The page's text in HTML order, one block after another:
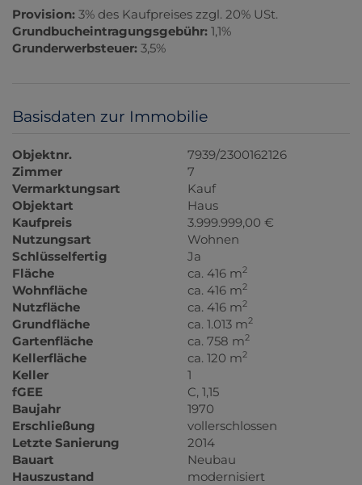
Provision: 3% des Kaufpreises zzgl. 20% USt.
Grundbucheintragungsgebühr: 1,1%
Grunderwerbsteuer: 3,5%
Basisdaten zur Immobilie
Objektnr.
7939/2300162126
Zimmer
7
Vermarktungsart
Kauf
Objektart
Haus
Kaufpreis
3.999.999,00 €
Nutzungsart
Wohnen
Schlüsselfertig
Ja
Fläche
ca. 416 m2
Wohnfläche ca. 416 m2
Nutzfläche ca. 416 m2
Grundfläche ca. 1.013 m2
Gartenfläche ca. 758 m2
Kellerfläche ca. 120 m2
Keller
1
fGEE
C, 1,15
Baujahr
1970
Erschließung
vollerschlossen
Letzte Sanierung
2014
Bauart
Neubau
Hauszustand
modernisiert